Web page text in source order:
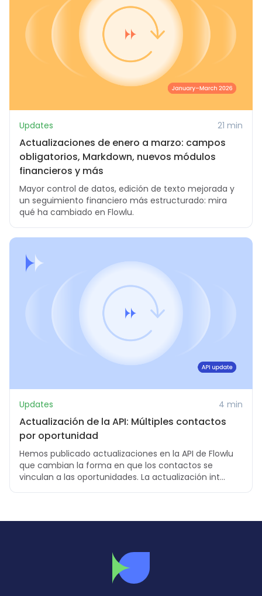
Updates 21 min
Actualizaciones de enero a marzo: campos
obligatorios, Markdown, nuevos módulos
financieros y más
Mayor control de datos, edición de texto mejorada y
un seguimiento financiero más estructurado: mira
qué ha cambiado en Flowlu.
Updates 4 min
Actualización de la API: Múltiples contactos
por oportunidad
Hemos publicado actualizaciones en la API de Flowlu
que cambian la forma en que los contactos se
vinculan a las oportunidades. La actualización int...